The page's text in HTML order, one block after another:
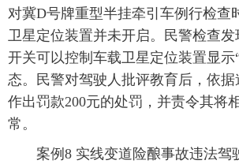
对冀D号牌重型半挂牵引车例行检查
卫星定位装置并未开启。民警检查
开关可以控制车载卫星定位装置显示
态。民警对驾驶人批评教育后，依
作出罚款200元的处罚，并责令其将
常。
案例8 实线变道险酿事故违法驾